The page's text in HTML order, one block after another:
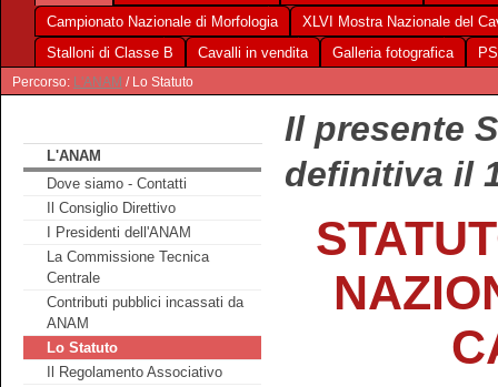
Campionato Nazionale di Morfologia
XLVI Mostra Nazionale del
Stalloni di Classe B
Cavalli in vendita Galleria fotografica
Percorso: L'ANAM / Lo Statuto
L'ANAM
Dove siamo - Contatti
Il Consiglio Direttivo
I Presidenti dell'ANAM
La Commissione Tecnica
Centrale
Contributi pubblici incassati da
ANAM
Lo Statuto
Il Regolamento Associativo
Il presente
definitiva il